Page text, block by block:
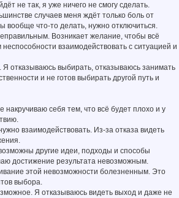
не так, я уже ничего не смогу сделать.
случаев меня ждёт только боль от
вообще что-то делать, нужно отключиться.
Возникает желание, чтобы всё
взаимодействовать с ситуацией и
отказываюсь выбирать, отказываюсь занимать
и не готов выбирать другой путь и
себя тем, что всё будет плохо и у
взаимодействовать. Из-за отказа видеть
другие идеи, подходы и способы
достижение результата невозможным.
этой невозможности болезненным. Это
выбора.
Я отказываюсь видеть выход и даже не